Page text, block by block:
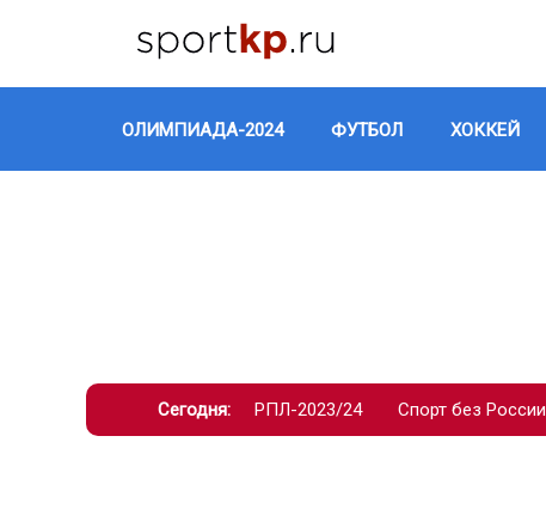
ОЛИМПИАДА-2024 ФУТБОЛ ХОККЕЙ
Сегодня: РПЛ-2023/24 Спорт без России